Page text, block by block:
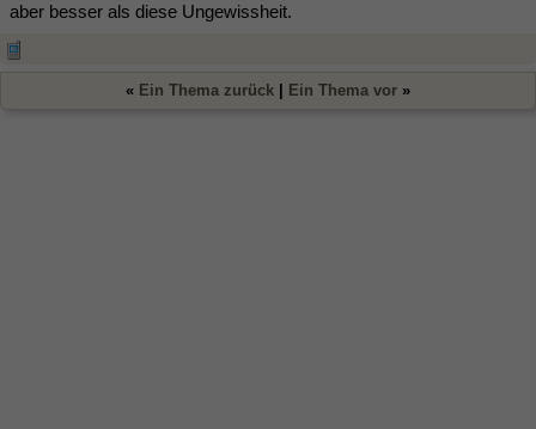
aber besser als diese Ungewissheit.
« Ein Thema zurück Ein Thema vor »